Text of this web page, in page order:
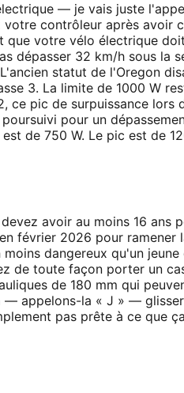
— je vais juste
contrôleur après avoir
que votre vélo électrique
dépasser 32 km/h sous la
statut de l'Oregon
3. La limite de 1000 W
ce pic de surpuissance lors
pour un
de 750 W. Le pic est de
avoir au moins 16 ans
février 2026 pour ramener
dangereux qu'un
de toute façon porter un
de 180 mm qui
— appelons-la « J » —
pas prête à ce que